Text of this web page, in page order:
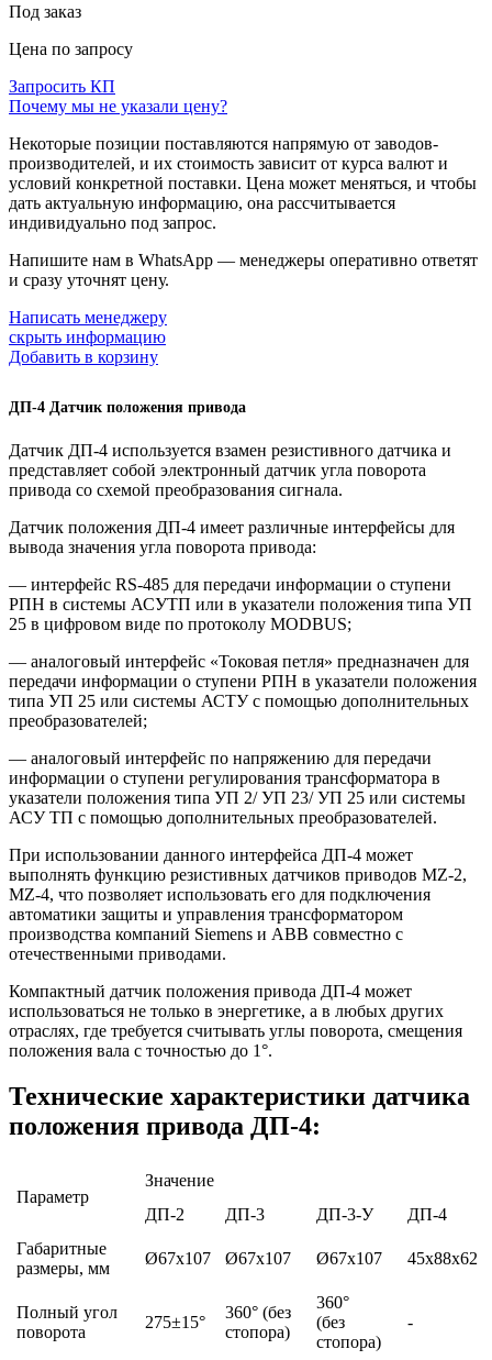
Под заказ
Цена по запросу
Запросить КП
Почему мы не указали цену?
Некоторые позиции поставляются напрямую от заводов-
производителей, и их стоимость зависит от курса валют и
условий конкретной поставки. Цена может меняться, и чтобы
дать актуальную информацию, она рассчитывается
индивидуально под запрос.
Напишите нам в WhatsApp — менеджеры оперативно ответят
и сразу уточнят цену.
Написать менеджеру
скрыть информацию
Добавить в корзину
ДП-4 Датчик положения привода
Датчик ДП-4 используется взамен резистивного датчика и
представляет собой электронный датчик угла поворота
привода со схемой преобразования сигнала.
Датчик положения ДП-4 имеет различные интерфейсы для
вывода значения угла поворота привода:
— интерфейс RS-485 для передачи информации о ступени
РПН в системы АСУТП или в указатели положения типа УП
25 в цифровом виде по протоколу MODBUS;
— аналоговый интерфейс «Токовая петля» предназначен для
передачи информации о ступени РПН в указатели положения
типа УП 25 или системы АСТУ с помощью дополнительных
преобразователей;
— аналоговый интерфейс по напряжению для передачи
информации о ступени регулирования трансформатора в
указатели положения типа УП 2/ УП 23/ УП 25 или системы
АСУ ТП с помощью дополнительных преобразователей.
При использовании данного интерфейса ДП-4 может
выполнять функцию резистивных датчиков приводов MZ-2,
MZ-4, что позволяет использовать его для подключения
автоматики защиты и управления трансформатором
производства компаний Siemens и ABB совместно с
отечественными приводами.
Компактный датчик положения привода ДП-4 может
использоваться не только в энергетике, а в любых других
отраслях, где требуется считывать углы поворота, смещения
положения вала с точностью до 1°.
Технические характеристики датчика
положения привода ДП-4:
Параметр
Значение
ДП-2
ДП-3 ДП-3-У
ДП-4
Габаритные
размеры, мм
Ø67x107 Ø67x107 Ø67x107 45х88х62
Полный угол
поворота
275±15°
360° (без
стопора)
360°
(без
стопора)
-